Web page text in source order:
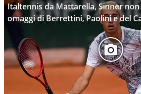
Italtennis da Mattarella, Sinner non
omaggi di Berrettini, Paolini e del